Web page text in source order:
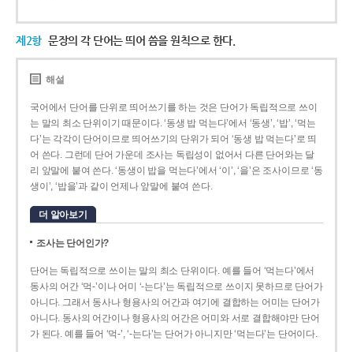
제2항 문장의 각 단어는 띄어 씀을 원칙으로 한다.
해설
국어에서 단어를 단위로 띄어쓰기를 하는 것은 단어가 독립적으로 쓰이
는 말의 최소 단위이기 때문이다. ‘동생 밥 먹는다’에서 ‘동생’, ‘밥’, ‘먹는
다’는 각각이 단어이므로 띄어쓰기의 단위가 되어 ‘동생 밥 먹는다’로 띄
어 쓴다. 그런데 단어 가운데 조사는 독립성이 없어서 다른 단어와는 달
리 앞말에 붙여 쓴다. ‘동생이 밥을 먹는다’에서 ‘이’, ‘을’은 조사이므로 ‘동
생이’, ‘밥을’과 같이 언제나 앞말에 붙여 쓴다.
더 알아보기
조사는 단어인가?
단어는 독립적으로 쓰이는 말의 최소 단위이다. 예를 들어 ‘먹는다’에서
동사의 어간 ‘먹-­’이나 어미 ‘­-는다’는 독립적으로 쓰이지 못하므로 단어가
아니다. 그래서 동사나 형용사의 어간과 여기에 결합하는 어미는 단어가
아니다. 동사의 어간이나 형용사의 어간은 어미와 서로 결합해야만 단어
가 된다. 예를 들어 ‘먹-’, ‘-는다’는 단어가 아니지만 ‘먹는다’는 단어이다.